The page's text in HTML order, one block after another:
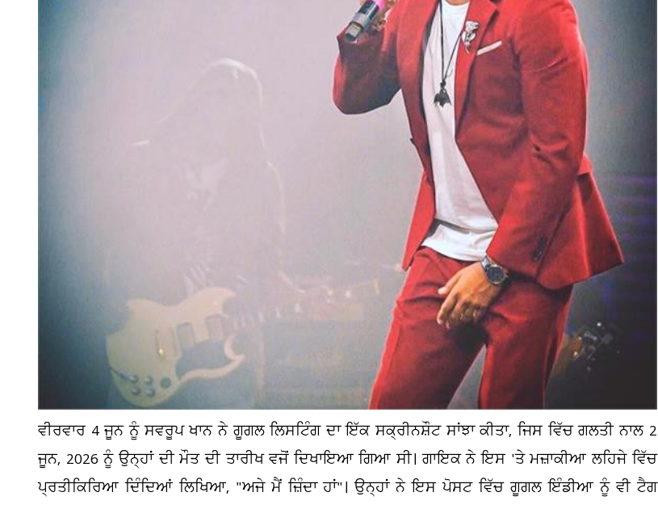
ਵੀਰਵਾਰ 4 ਜੂਨ ਨੂੰ ਸਵਰੂਪ ਖਾਨ ਨੇ ਗੂਗਲ ਲਿਸਟਿੰਗ ਦਾ ਇੱਕ ਸਕ੍ਰੀਨਸ਼ੌਟ ਸਾਂਝਾ ਕੀਤਾ, ਜਿਸ ਵਿੱਚ ਗਲਤੀ ਨਾਲ 2
ਜੂਨ, 2026 ਨੂੰ ਉਨ੍ਹਾਂ ਦੀ ਮੌਤ ਦੀ ਤਾਰੀਖ ਵਜੋਂ ਦਿਖਾਇਆ ਗਿਆ ਸੀ। ਗਾਇਕ ਨੇ ਇਸ 'ਤੇ ਮਜ਼ਾਕੀਆ ਲਹਿਜੇ ਵਿੱਚ
ਪ੍ਰਤੀਕਿਰਿਆ ਦਿੰਦਿਆਂ ਲਿਖਿਆ, "ਅਜੇ ਮੈਂ ਜ਼ਿੰਦਾ ਹਾਂ"। ਉਨ੍ਹਾਂ ਨੇ ਇਸ ਪੋਸਟ ਵਿੱਚ ਗੂਗਲ ਇੰਡੀਆ ਨੂੰ ਵੀ ਟੈਗ